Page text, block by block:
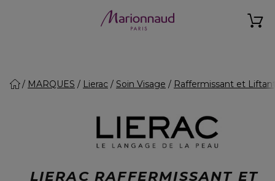
MARQUES Lierac Soin Visage Raffermissant et
LIERAC RAFFERMISSANT ET